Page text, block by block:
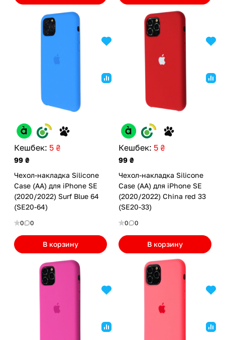
Кешбек: 5 ₴
99 ₴
Чехол-накладка Silicone
Case (AA) для iPhone SE
(2020/2022) Surf Blue 64
(SE20-64)
0 0
В корзину
Кешбек: 5 ₴
99 ₴
Чехол-накладка Silicone
Case (AA) для iPhone SE
(2020/2022) China red 33
(SE20-33)
0 0
В корзину